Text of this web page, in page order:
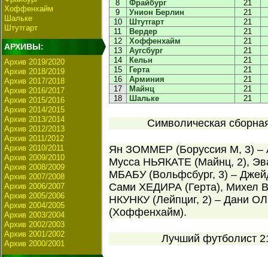
Хоффенхайм
Шальке
Штутгарт
АРХИВЫ:
Архив 2019/2020
Архив 2018/2019
Архив 2017/2018
Архив 2016/2017
Архив 2015/2016
Архив 2014/2015
Архив 2013/2014
Архив 2012/2013
Архив 2011/2012
Архив 2010/2011
Архив 2009/2010
Архив 2008/2009
Архив 2007/2008
Архив 2006/2007
Архив 2005/2006
Архив 2004/2005
Архив 2003/2004
Архив 2002/2003
Архив 2001/2002
Архив 2000/2001
8
Фрайбург
21
9
Унион Берлин
21
10
Штутгарт
21
11
Вердер
21
12
Хоффенхайм
21
13
Аугсбург
21
14
Кельн
21
15
Герта
21
16
Арминия
21
17
Майнц
21
18
Шальке 21
Символическая
Ян ЗОММЕР (Боруссия М, 3) –
Мусса НЬЯКАТЕ (Майнц, 2),
МБАБУ (Вольфсбург, 3) –
Сами ХЕДИРА (Герта), Михел
НКУНКУ (Лейпциг, 2) – Дани
(Хоффенхайм).
Лучший футболист